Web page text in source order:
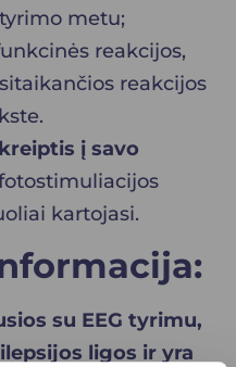
tyrimo metu;
reakcijos,
reakcijos
į savo
kartojasi.
su EEG tyrimu,
ligos ir yra